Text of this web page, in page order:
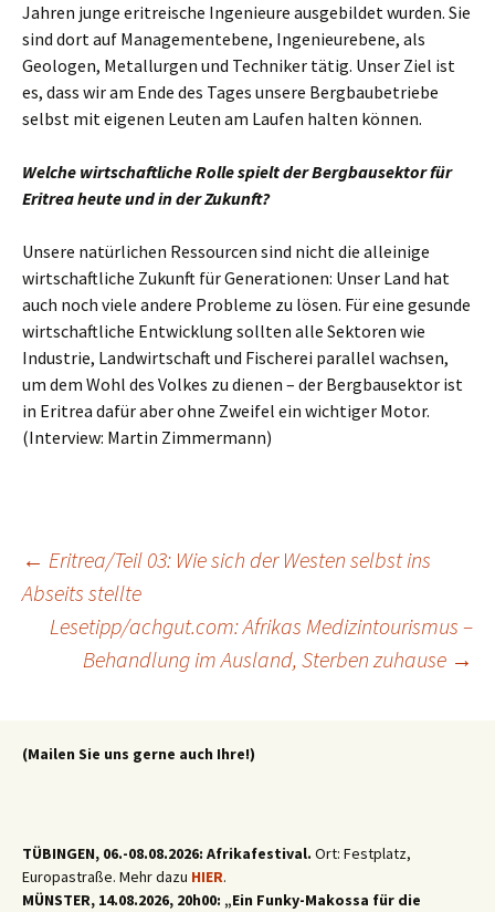
Jahren junge eritreische Ingenieure ausgebildet wurden. Sie
sind dort auf Managementebene, Ingenieurebene, als
Geologen, Metallurgen und Techniker tätig. Unser Ziel ist
es, dass wir am Ende des Tages unsere Bergbaubetriebe
selbst mit eigenen Leuten am Laufen halten können.
Welche wirtschaftliche Rolle spielt der Bergbausektor für
Eritrea heute und in der Zukunft?
Unsere natürlichen Ressourcen sind nicht die alleinige
wirtschaftliche Zukunft für Generationen: Unser Land hat
auch noch viele andere Probleme zu lösen. Für eine gesunde
wirtschaftliche Entwicklung sollten alle Sektoren wie
Industrie, Landwirtschaft und Fischerei parallel wachsen,
um dem Wohl des Volkes zu dienen – der Bergbausektor ist
in Eritrea dafür aber ohne Zweifel ein wichtiger Motor.
(Interview: Martin Zimmermann)
Beitragsnavigation
← Eritrea/Teil 03: Wie sich der Westen selbst ins
Abseits stellte
Lesetipp/achgut.com: Afrikas Medizintourismus –
Behandlung im Ausland, Sterben zuhause →
(Mailen Sie uns gerne auch Ihre!)
TÜBINGEN, 06.-08.08.2026: Afrikafestival. Ort: Festplatz,
Europastraße. Mehr dazu HIER.
MÜNSTER, 14.08.2026, 20h00: „Ein Funky-Makossa für die